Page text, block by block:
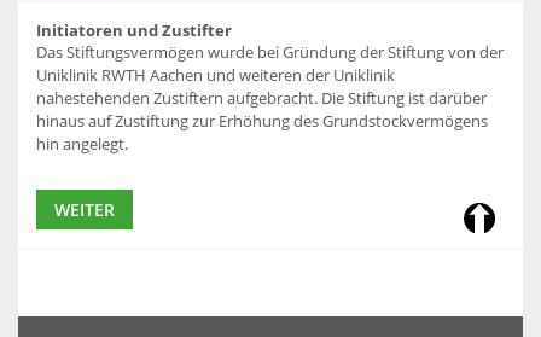
Initiatoren und Zustifter
Das Stiftungsvermögen wurde bei Gründung der Stiftung von der
Uniklinik RWTH Aachen und weiteren der Uniklinik
nahestehenden Zustiftern aufgebracht. Die Stiftung ist darüber
hinaus auf Zustiftung zur Erhöhung des Grundstockvermögens
hin angelegt.
WEITER